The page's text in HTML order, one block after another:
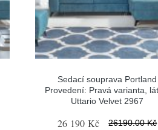
Sedací souprava Portland
Provedení: Pravá varianta,
Uttario Velvet 2967
26 190 Kč 26190.00 Kč